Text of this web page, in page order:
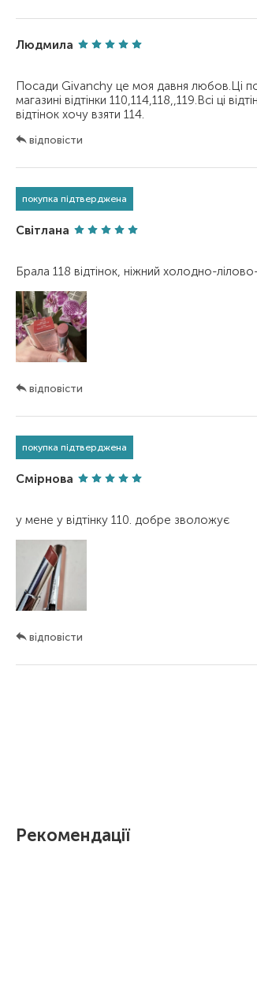
Людмила
Посади Givanchy це моя давня любов.Ці
магазині відтінки 110,114,118,,119.Всі ці
відповісти
покупка підтверджена
Світлана
відповісти
покупка підтверджена
Смірнова
відповісти
Рекомендації